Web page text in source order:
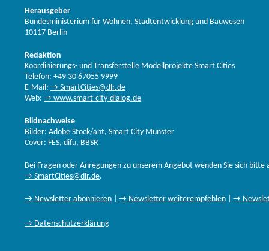
Herausgeber
Bundesministerium für Wohnen, Stadtentwicklung und Bauwesen
10117 Berlin
Redaktion
Koordinierungs- und Transferstelle Modellprojekte Smart Cities
Telefon: +49 30 67055 9999
E-Mail: → SmartCities@dlr.de
Web: → www.smart-city-dialog.de
Bildnachweise
Bilder: Adobe Stock/ant, Smart City Münster
Cover: FES, difu, BBSR
Bei Fragen oder Anregungen zu unserem Angebot wenden Sie sich bitte
→ SmartCities@dlr.de.
→ Newsletter abonnieren → Newsletter weiterempfehlen →
→ Datenschutzerklärung